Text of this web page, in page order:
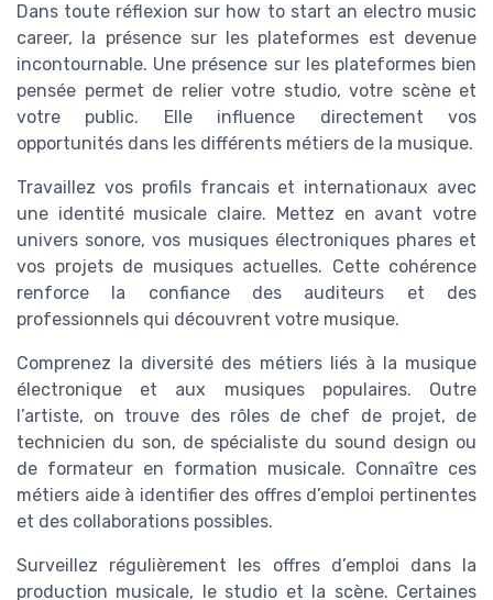
Dans toute réflexion sur how to start an electro music
career, la présence sur les plateformes est devenue
incontournable. Une présence sur les plateformes bien
pensée permet de relier votre studio, votre scène et
votre public. Elle influence directement vos
opportunités dans les différents métiers de la musique.
Travaillez vos profils francais et internationaux avec
une identité musicale claire. Mettez en avant votre
univers sonore, vos musiques électroniques phares et
vos projets de musiques actuelles. Cette cohérence
renforce la confiance des auditeurs et des
professionnels qui découvrent votre musique.
Comprenez la diversité des métiers liés à la musique
électronique et aux musiques populaires. Outre
l’artiste, on trouve des rôles de chef de projet, de
technicien du son, de spécialiste du sound design ou
de formateur en formation musicale. Connaître ces
métiers aide à identifier des offres d’emploi pertinentes
et des collaborations possibles.
Surveillez régulièrement les offres d’emploi dans la
production musicale, le studio et la scène. Certaines